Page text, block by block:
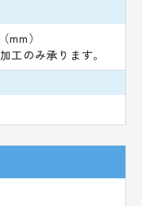
）
工のみ承ります。